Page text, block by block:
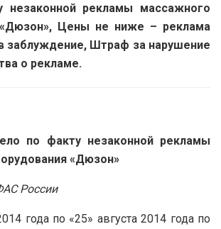
незаконной рекламы массажного
«Дюзон», Цены не ниже – реклама
заблуждение, Штраф за нарушение
о рекламе.
по факту незаконной рекламы
«Дюзон»
России
года по «25» августа 2014 года по